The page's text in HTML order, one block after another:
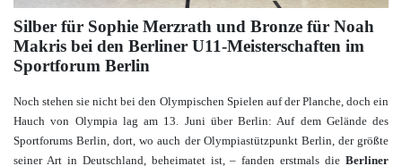
Silber für Sophie Merzrath und Bronze für Noah
Makris bei den Berliner U11‑Meisterschaften im
Sportforum Berlin
Noch stehen sie nicht bei den Olympischen Spielen auf der Planche, doch ein
Hauch von Olympia lag am 13. Juni über Berlin: Auf dem Gelände des
Sportforums Berlin, dort, wo auch der Olympiastützpunkt Berlin, der größte
seiner Art in Deutschland, beheimatet ist, – fanden erstmals die Berliner